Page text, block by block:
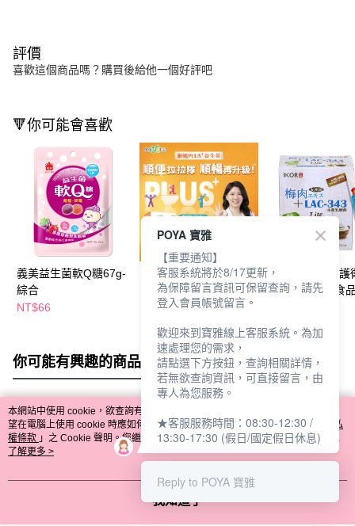
評價
喜歡這個商品嗎？購買後給他一個好評吧
🔻你可能會喜歡
義美益生菌軟Q糖67g-
綜合
NT$66
我的健康日記順暢
PLUS+益生菌30入
NT$780
IKOR和漢善美護
精益生菌顆粒食
你可能有興趣的商品 全站排行
熱門標籤
本網站中使用 cookie，欲查詢有關本網站使用 cookie 方式之詳情，及若您不希
望在電腦上使用 cookie 時應如何變更電腦的 cookie 設定，請參閱本網站「
隱私
權條款 」之 Cookie 聲明。您繼續使用本網站即表示您同意本公司得按本網站使
用條款之 Cookie 聲明使用 cookie。
了解更多 >
我知道了
POYA 寶雅
【重要通知】
客服系統將於8/17更新，
為保障留言資訊可保留查詢，請先
登入會員帳號留言。
歡迎來到寶雅線上客服系統。為加
速處理您的需求，
請點選下方按鈕，查詢相關詳情，
若無欲查詢資訊，可直接留言，由
專人為您服務。
★客服服務時間：08:30-12:30 /
13:30-17:30 (假日/國定假日休息)
Reply to POYA 寶雅